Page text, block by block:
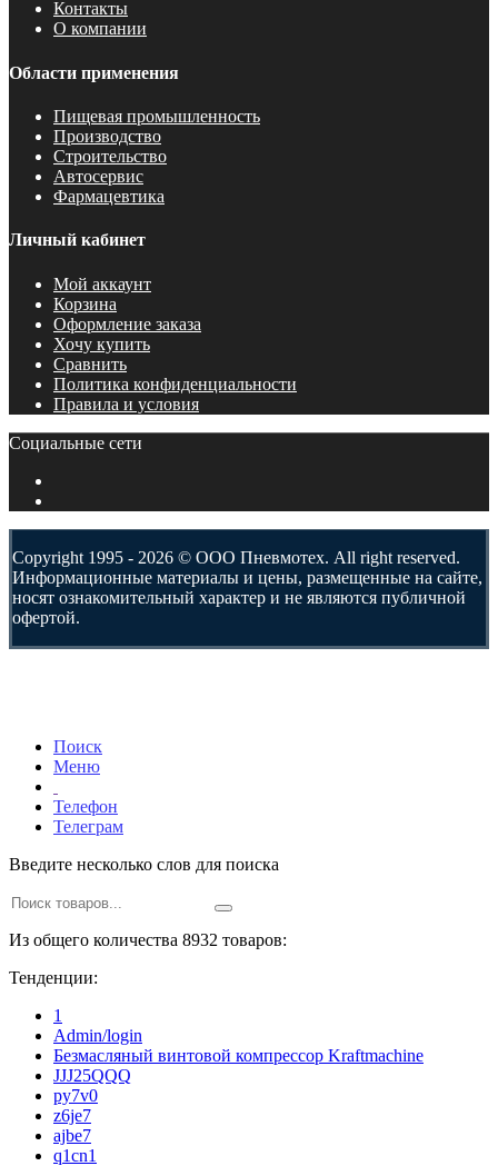
Контакты
О компании
Области применения
Пищевая промышленность
Производство
Строительство
Автосервис
Фармацевтика
Личный кабинет
Мой аккаунт
Корзина
Оформление заказа
Хочу купить
Сравнить
Политика конфиденциальности
Правила и условия
Социальные сети
Copyright 1995 - 2026 © ООО Пневмотех. All right reserved.
Информационные материалы и цены, размещенные на сайте,
носят ознакомительный характер и не являются публичной
офертой.
Поиск
Меню
Телефон
Телеграм
Введите несколько слов для поиска
Из общего количества 8932 товаров:
Тенденции:
1
Admin/login
Безмасляный винтовой компрессор Kraftmaсhine
JJJ25QQQ
py7v0
z6je7
ajbe7
q1cn1